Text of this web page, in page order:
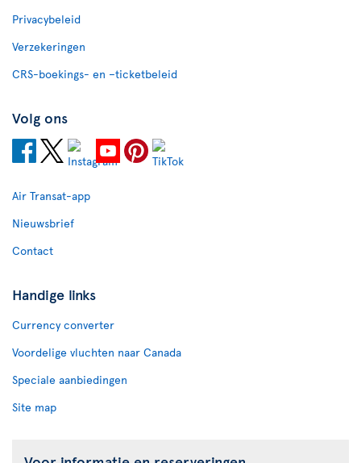
Privacybeleid
Verzekeringen
CRS-boekings- en –ticketbeleid
Volg ons
Air Transat-app
Nieuwsbrief
Contact
Handige links
Currency converter
Voordelige vluchten naar Canada
Speciale aanbiedingen
Site map